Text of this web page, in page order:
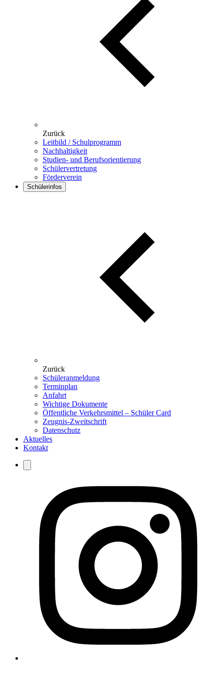
Zurück
Leitbild / Schulprogramm
Nachhaltigkeit
Studien- und Berufsorientierung
Schülervertretung
Förderverein
Schülerinfos
Zurück
Schüleranmeldung
Terminplan
Anfahrt
Wichtige Dokumente
Öffentliche Verkehrsmittel – Schüler Card
Zeugnis-Zweitschrift
Datenschutz
Aktuelles
Kontakt